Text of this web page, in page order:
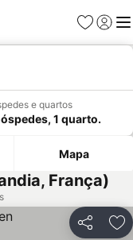
Favoritos
Iniciar
e quartos
1 quarto.
Mapa
França)
Partilhar